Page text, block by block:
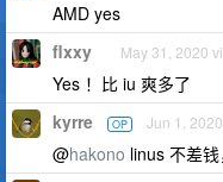
AMD yes
flxxy May 31, 2020
Yes ！比 iu 爽多了
kyrre OP Jun 1, 2020
@hakono linus 不差